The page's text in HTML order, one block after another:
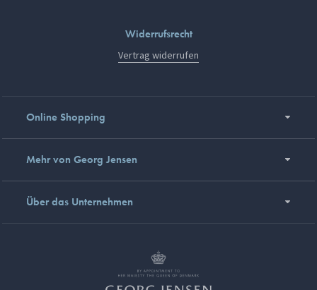
Widerrufsrecht
Vertrag widerrufen
Online Shopping
Mehr von Georg Jensen
Über das Unternehmen